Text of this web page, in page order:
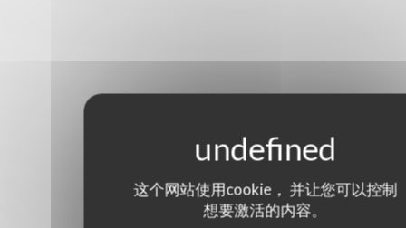
这个网站使用cookie， 并让您可以控制
想要激活的内容。